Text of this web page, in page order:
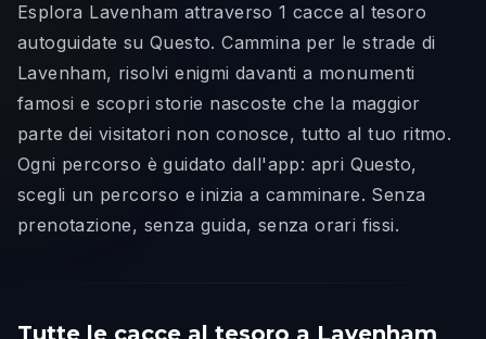
Esplora Lavenham attraverso 1 cacce al tesoro
autoguidate su Questo. Cammina per le strade di
Lavenham, risolvi enigmi davanti a monumenti
famosi e scopri storie nascoste che la maggior
parte dei visitatori non conosce, tutto al tuo ritmo.
Ogni percorso è guidato dall'app: apri Questo,
scegli un percorso e inizia a camminare. Senza
prenotazione, senza guida, senza orari fissi.
Tutte le cacce al tesoro a Lavenham